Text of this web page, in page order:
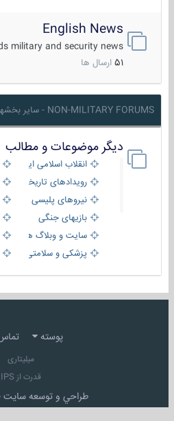
English News
military and security news
51 ارسال ها
NON-MILITARY FORUMS - سایر بخشها
دیگر موضوعات و مطالب
انقلاب اسلامی ایران
رویدادهای تاریخی و
نیروهای پلیسی
بازیهای جنگی
سایت و وبلاگ ها
پزشکی و سلامتی
پوسته تماس
میلیتاری
قدرت از IPS
طراحي و توسعه سايت -